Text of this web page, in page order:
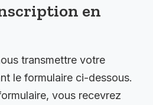
en
transmettre votre
le formulaire ci-dessous.
vous recevrez